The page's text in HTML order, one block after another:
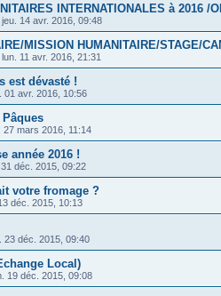
INTERNATIONALES à 2016 /
jeu. 14 avr. 2016, 09:48
MISSION HUMANITAIRE/STAGE/
lun. 11 avr. 2016, 21:31
est dévasté !
01 avr. 2016, 10:56
27 mars 2016, 11:14
année 2016 !
déc. 2015, 09:22
votre fromage ?
déc. 2015, 10:13
23 déc. 2015, 09:40
Local)
19 déc. 2015, 09:08